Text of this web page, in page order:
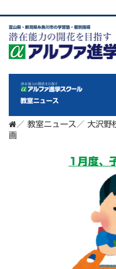
富山県・新潟県糸魚川市の学習塾・個別指導
教室ニュース
／ 教室ニュース ／ 大沢野
画
1月度、